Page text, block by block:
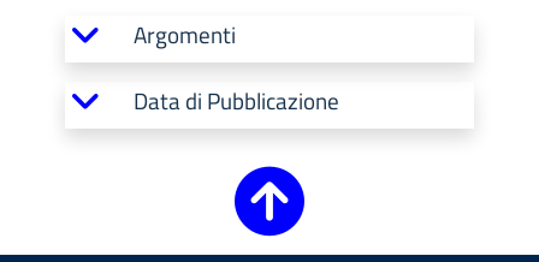
Argomenti
Data di Pubblicazione